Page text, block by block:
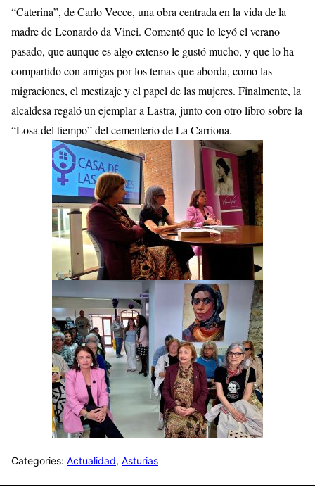
“Caterina”, de Carlo Vecce, una obra centrada en la vida de la
madre de Leonardo da Vinci. Comentó que lo leyó el verano
pasado, que aunque es algo extenso le gustó mucho, y que lo ha
compartido con amigas por los temas que aborda, como las
migraciones, el mestizaje y el papel de las mujeres. Finalmente, la
alcaldesa regaló un ejemplar a Lastra, junto con otro libro sobre la
“Losa del tiempo” del cementerio de La Carriona.
Categories: Actualidad, Asturias